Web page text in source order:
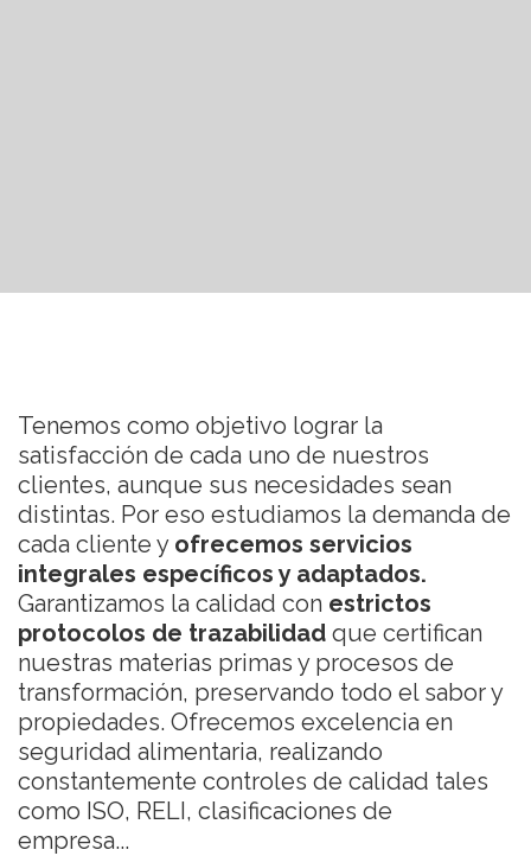
Tenemos como objetivo lograr la
satisfacción de cada uno de nuestros
clientes, aunque sus necesidades sean
distintas. Por eso estudiamos la demanda de
cada cliente y ofrecemos servicios
integrales específicos y adaptados.
Garantizamos la calidad con estrictos
protocolos de trazabilidad que certifican
nuestras materias primas y procesos de
transformación, preservando todo el sabor y
propiedades. Ofrecemos excelencia en
seguridad alimentaria, realizando
constantemente controles de calidad tales
como ISO, RELI, clasificaciones de
empresa...